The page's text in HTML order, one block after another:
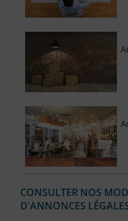
CONSULTER NOS
D'ANNONCES